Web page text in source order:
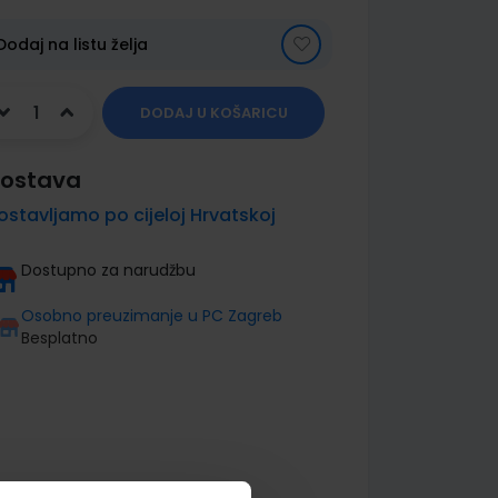
na listu želja
DODAJ U KOŠARICU
po cijeloj Hrvatskoj
Dostupno za narudžbu
Osobno preuzimanje u PC Zagreb
Besplatno